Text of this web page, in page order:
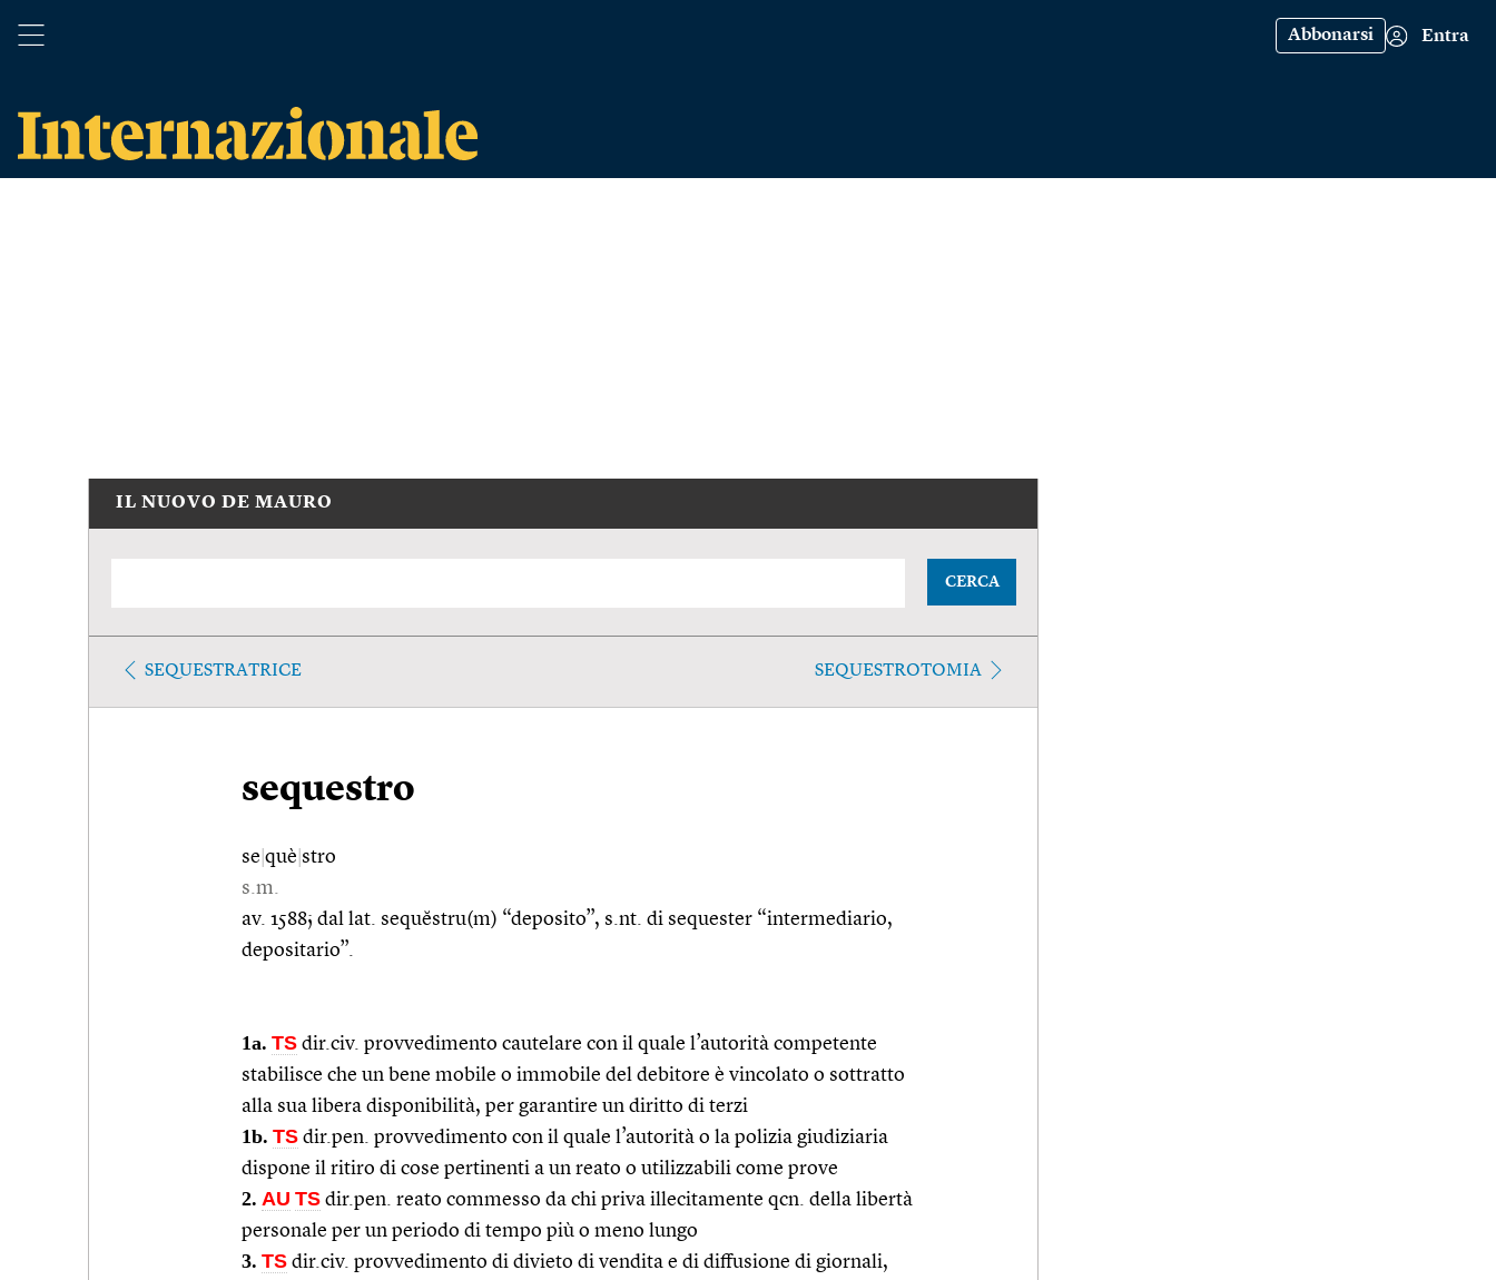
Abbonarsi Entra
IL NUOVO DE MAURO
CERCA
SEQUESTRATRICE SEQUESTROTOMIA
sequestro
se què stro
s.m.
av. 1588; dal lat. sequĕstru(m) “deposito”, s.nt. di sequester “intermediario,
depositario”.
1a. TS dir.civ. provvedimento cautelare con il quale l’autorità competente
stabilisce che un bene mobile o immobile del debitore è vincolato o sottratto
alla sua libera disponibilità, per garantire un diritto di terzi
1b. TS dir.pen. provvedimento con il quale l’autorità o la polizia giudiziaria
dispone il ritiro di cose pertinenti a un reato o utilizzabili come prove
2. AU TS dir.pen. reato commesso da chi priva illecitamente qcn. della libertà
personale per un periodo di tempo più o meno lungo
3. TS dir.civ. provvedimento di divieto di vendita e di diffusione di giornali,